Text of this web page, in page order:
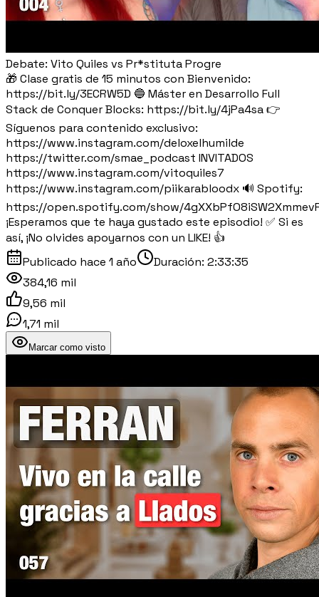
Debate: Vito Quiles vs Pr*stituta Progre
🎁 Clase gratis de 15 minutos con Bienvenido:
https://bit.ly/3ECRW5D 🔵 Máster en Desarrollo Full
Stack de Conquer Blocks: https://bit.ly/4jPa4sa 👉
Síguenos para contenido exclusivo:
https://www.instagram.com/deloxelhumilde
https://twitter.com/smae_podcast INVITADOS
https://www.instagram.com/vitoquiles7
https://www.instagram.com/piikarabloodx 🔊 Spotify:
https://open.spotify.com/show/
¡Esperamos que te haya gustado este episodio! ✅ Si es
así, ¡No olvides apoyarnos con un LIKE! 👍
Publicado hace 1 año Duración: 2:33:35
384,16 mil
9,56 mil
1,71 mil
Marcar como visto